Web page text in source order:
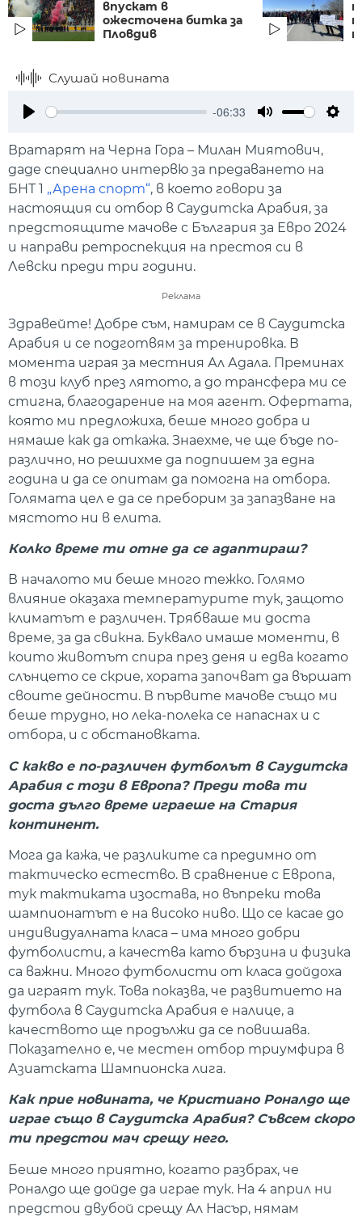
впускат в
ожесточена битка за
Пловдив
Слушай новината
-06:33
Вратарят на Черна Гора – Милан Миятович,
даде специално интервю за предаването на
БНТ 1 „Арена спорт“, в което говори за
настоящия си отбор в Саудитска Арабия, за
предстоящите мачове с България за Евро 2024
и направи ретроспекция на престоя си в
Левски преди три години.
Реклама
Здравейте! Добре съм, намирам се в Саудитска
Арабия и се подготвям за тренировка. В
момента играя за местния Ал Адала. Преминах
в този клуб през лятото, а до трансфера ми се
стигна, благодарение на моя агент. Офертата,
която ми предложиха, беше много добра и
нямаше как да откажа. Знаехме, че ще бъде по-
различно, но решихме да подпишем за една
година и да се опитам да помогна на отбора.
Голямата цел е да се преборим за запазване на
мястото ни в елита.
Колко време ти отне да се адаптираш?
В началото ми беше много тежко. Голямо
влияние оказаха температурите тук, защото
климатът е различен. Трябваше ми доста
време, за да свикна. Буквало имаше моменти, в
които животът спира през деня и едва когато
слънцето се скрие, хората започват да вършат
своите дейности. В първите мачове също ми
беше трудно, но лека-полека се напаснах и с
отбора, и с обстановката.
С какво е по-различен футболът в Саудитска
Арабия с този в Европа? Преди това ти
доста дълго време играеше на Стария
континент.
Мога да кажа, че разликите са предимно от
тактическо естество. В сравнение с Европа,
тук тактиката изостава, но въпреки това
шампионатът е на високо ниво. Що се касае до
индивидуалната класа – има много добри
футболисти, а качества като бързина и физика
са важни. Много футболисти от класа дойдоха
да играят тук. Това показва, че развитието на
футбола в Саудитска Арабия е налице, а
качеството ще продължи да се повишава.
Показателно е, че местен отбор триумфира в
Азиатската Шампионска лига.
Как прие новината, че Кристиано Роналдо ще
играе също в Саудитска Арабия? Съвсем скоро
ти предстои мач срещу него.
Беше много приятно, когато разбрах, че
Роналдо ще дойде да играе тук. На 4 април ни
предстои двубой срещу Ал Насър, нямам